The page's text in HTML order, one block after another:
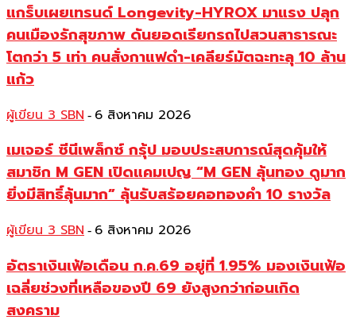
แกร็บเผยเทรนด์ Longevity-HYROX มาแรง ปลุก
คนเมืองรักสุขภาพ ดันยอดเรียกรถไปสวนสาธารณะ
โตกว่า 5 เท่า คนสั่งกาแฟดำ-เคลียร์มัตฉะทะลุ 10 ล้าน
แก้ว
ผู้เขียน 3 SBN - 6 สิงหาคม 2026
เมเจอร์ ซีนีเพล็กซ์ กรุ้ป มอบประสบการณ์สุดคุ้มให้
สมาชิก M GEN เปิดแคมเปญ “M GEN ลุ้นทอง ดูมาก
ยิ่งมีสิทธิ์ลุ้นมาก” ลุ้นรับสร้อยคอทองคำ 10 รางวัล
ผู้เขียน 3 SBN - 6 สิงหาคม 2026
อัตราเงินเฟ้อเดือน ก.ค.69 อยู่ที่ 1.95% มองเงินเฟ้อ
เฉลี่ยช่วงที่เหลือของปี 69 ยังสูงกว่าก่อนเกิด
สงคราม